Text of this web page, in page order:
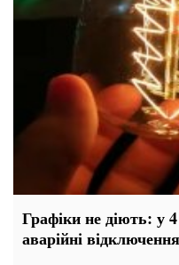
Графіки не діють: у
аварійні